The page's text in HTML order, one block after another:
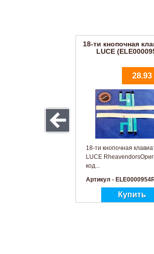
18-ти кнопочная
LUCE
18-ти кнопочная
LUCE
код...
Артикул -